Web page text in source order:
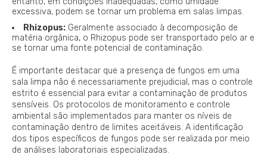
excessiva, podem se tornar um problema em salas limpas.
Rhizopus: Geralmente associado à decomposição de
matéria orgânica, o Rhizopus pode ser transportado pelo ar e
se tornar uma fonte potencial de contaminação.
É importante destacar que a presença de fungos em uma
sala limpa não é necessariamente prejudicial, mas o controle
estrito é essencial para evitar a contaminação de produtos
sensíveis. Os protocolos de monitoramento e controle
ambiental são implementados para manter os níveis de
contaminação dentro de limites aceitáveis. A identificação
dos tipos específicos de fungos pode ser realizada por meio
de análises laboratoriais especializadas.